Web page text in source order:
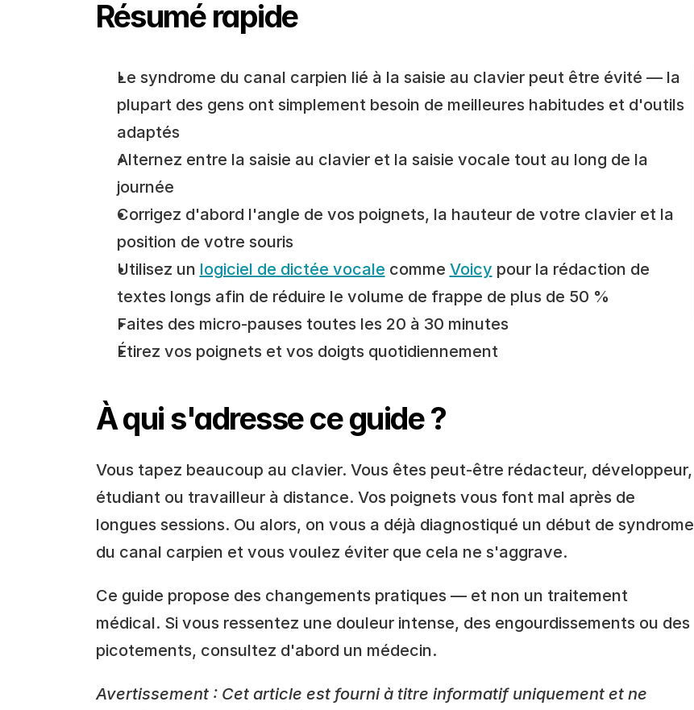
Résumé rapide
Le syndrome du canal carpien lié à la saisie au clavier peut être évité — la
plupart des gens ont simplement besoin de meilleures habitudes et d'outils
adaptés
Alternez entre la saisie au clavier et la saisie vocale tout au long de la
journée
Corrigez d'abord l'angle de vos poignets, la hauteur de votre clavier et la
position de votre souris
Utilisez un logiciel de dictée vocale comme Voicy pour la rédaction de
textes longs afin de réduire le volume de frappe de plus de 50 %
Faites des micro-pauses toutes les 20 à 30 minutes
Étirez vos poignets et vos doigts quotidiennement
À qui s'adresse ce guide ?
Vous tapez beaucoup au clavier. Vous êtes peut-être rédacteur, développeur,
étudiant ou travailleur à distance. Vos poignets vous font mal après de
longues sessions. Ou alors, on vous a déjà diagnostiqué un début de syndrome
du canal carpien et vous voulez éviter que cela ne s'aggrave.
Ce guide propose des changements pratiques — et non un traitement
médical. Si vous ressentez une douleur intense, des engourdissements ou des
picotements, consultez d'abord un médecin.
Avertissement : Cet article est fourni à titre informatif uniquement et ne